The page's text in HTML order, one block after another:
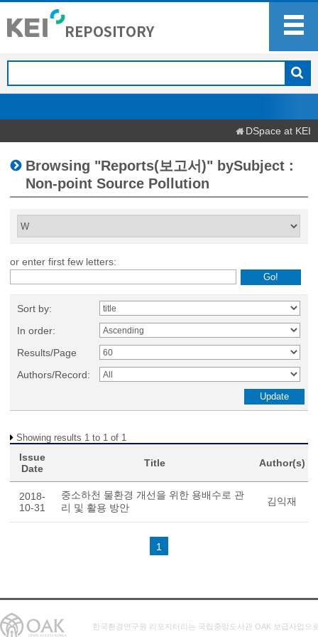
DSpace at KEI
Browsing "Reports(보고서)" bySubject :
Non-point Source Pollution
or enter first few letters:
Sort by:
In order:
Results/Page
Authors/Record:
Showing results 1 to 1 of 1
Issue
Date
Title Author(s)
2018-
10-31
중소하천 물환경 개선을 위한 용배수로 관
리 및 활용 방안
김익재
1
한국환경연구원 리포지터리는 국립중앙도서관 OAK 보급사업